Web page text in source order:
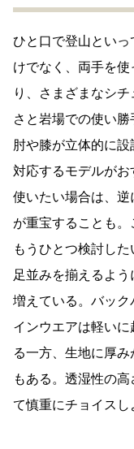
ひと口で登山とい
けでなく、両手を
り、さまざまなシ
さと岩場での使い勝
肘や膝が立体的に
対応するモデルが
使いたい場合は、逆
が重宝することも。
もうひとつ検討し
足並みを揃えるよ
増えている。バッ
インウエアは軽い
る一方、生地に厚
もある。透湿性の
て慎重にチョイスし